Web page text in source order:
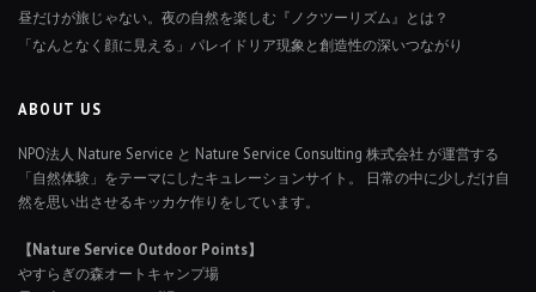
昼だけが旅じゃない。夜の自然を楽しむ『ノクツーリズム』とは？
「なんとなく顔に見える」パレイドリア現象と創造性の深いつながり
ABOUT US
NPO法人 Nature Service と Nature Service Consulting 株式会社 が運営する
「自然体験」をテーマにしたキュレーションサイト。 日常の中に少しだけ自
然を思い出させるキッカケ作りをしています。
【Nature Service Outdoor Points】
やすらぎの森オートキャンプ場